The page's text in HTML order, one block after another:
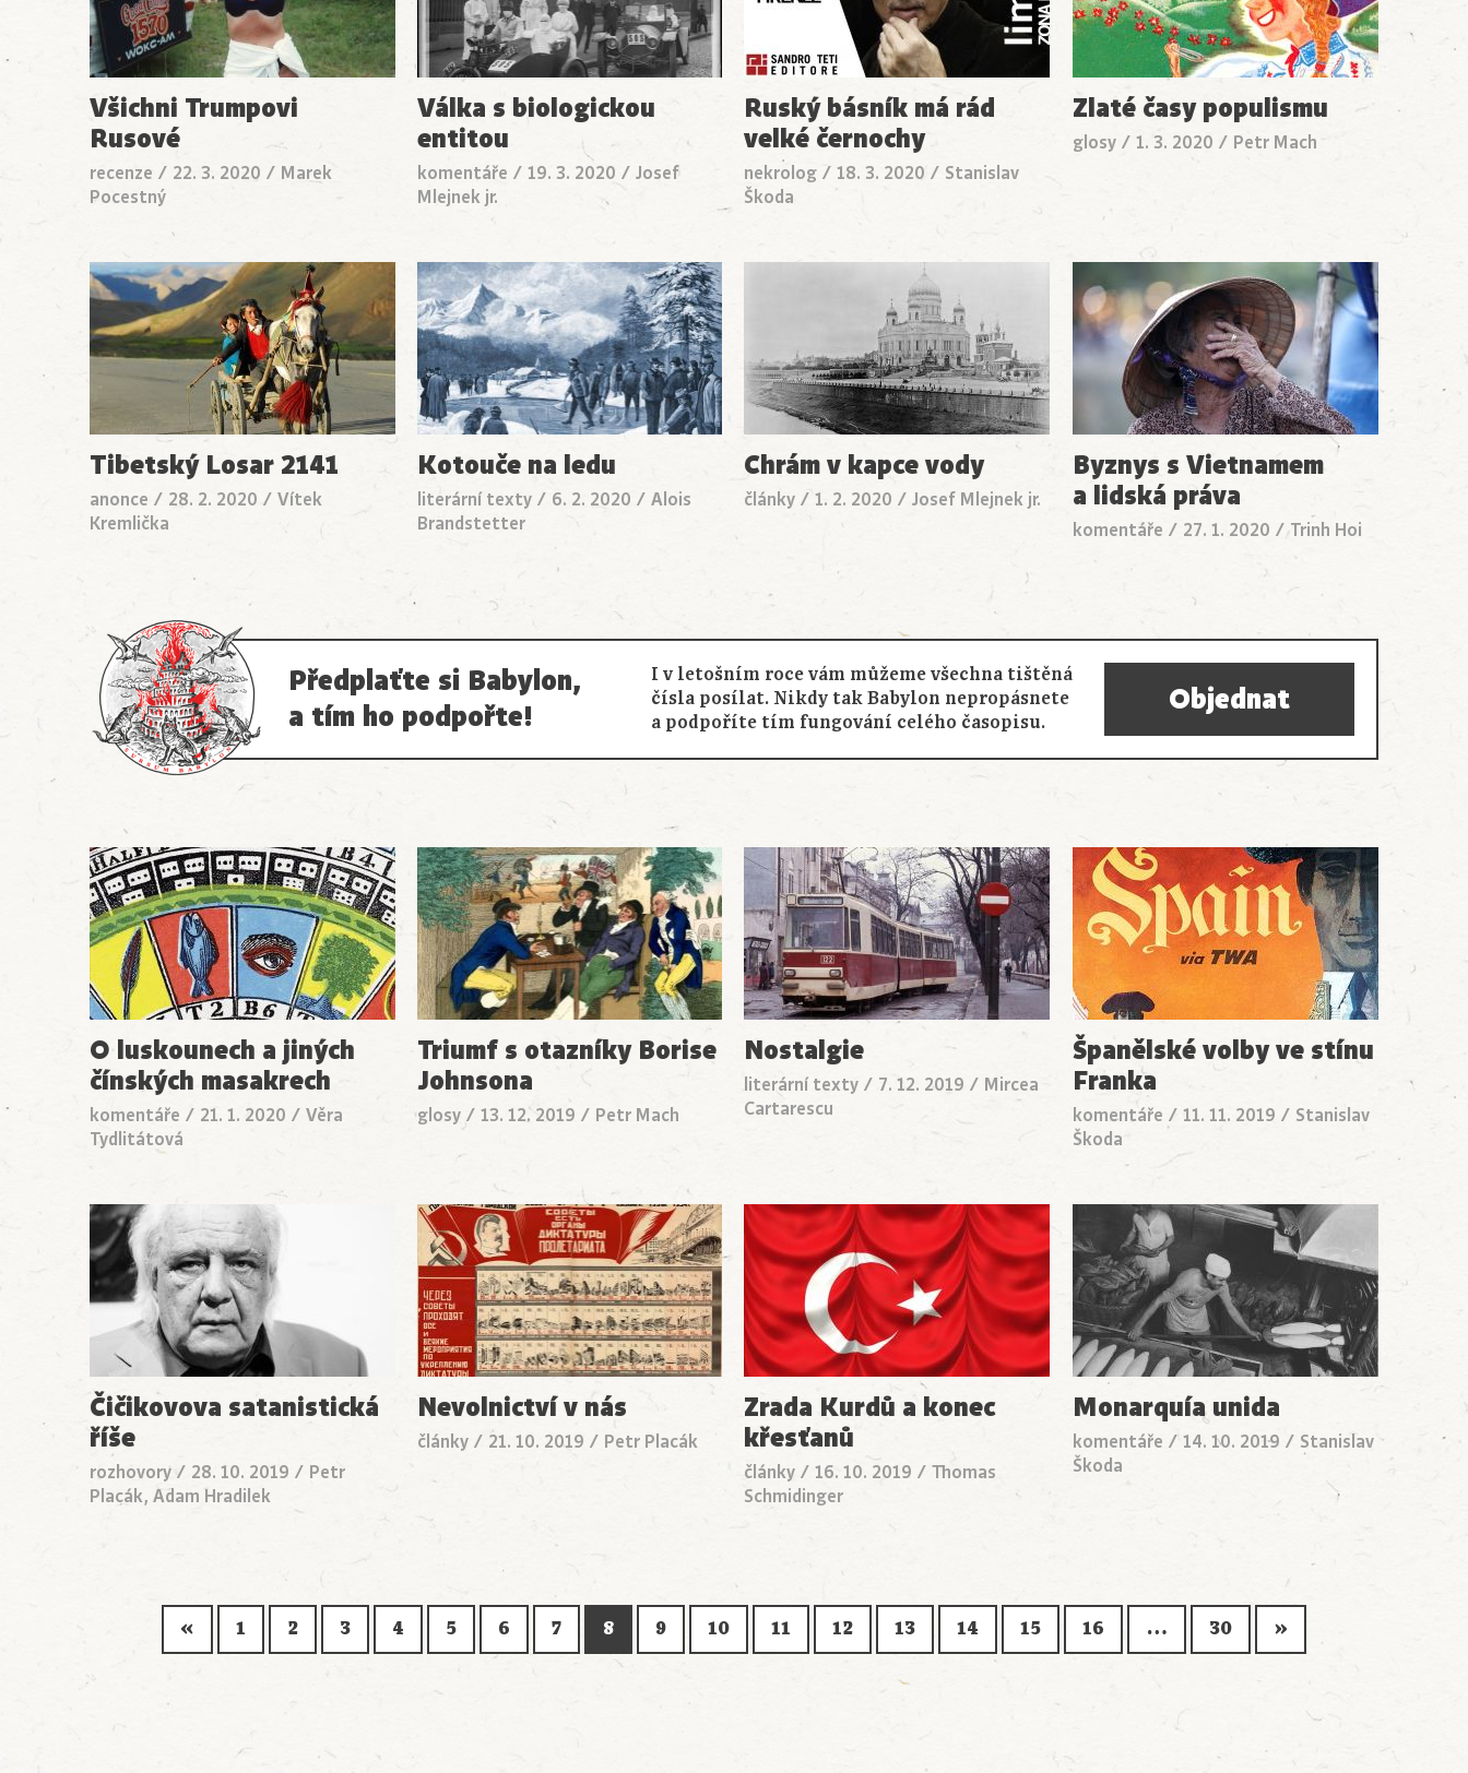
Všichni Trumpovi
Rusové
recenze / 22. 3. 2020 / Marek
Pocestný
Válka s biologickou
entitou
komentáře / 19. 3. 2020 / Josef
Mlejnek jr.
Ruský básník má rád
velké černochy
nekrolog /18. 3. 2020 / Stanislav
Škoda
Zlaté časy populismu
glosy /1. 3. 2020 / Petr Mach
Tibetský Losar 2141
anonce / 28. 2. 2020 / Vítek
Kremlička
Kotouče na ledu
literární texty/ 6. 2. 2020 / Alois
Brandstetter
Chrám v kapce vody
články /1. 2. 2020 /Josef Mlejnek jr.
Byznys s Vietnamem
a lidská práva
komentáře / 27. 1. 2020 /Trinh Hoi
Předplaťte si Babylon,
a tím ho podpořte!
I v letošním roce vám můžeme všechna tištěná
čísla posílat. Nikdy tak Babylon nepropásnete
a podpoříte tím fungování celého časopisu.
Objednat
O luskounech a jiných
čínských masakrech
komentáře / 21. 1. 2020 / Věra
Tydlitátová
Triumf s otazníky Borise
Johnsona
glosy/ 13. 12. 2019 / Petr Mach
Nostalgie
literární texty / 7. 12. 2019 / Mircea
Cartarescu
Španělské volby ve stínu
Franka
komentáře /11. 11. 2019 / Stanislav
Škoda
Čičikovova satanistická
říše
rozhovory / 28. 10. 2019 / Petr
Placák, Adam Hradilek
Nevolnictví v nás
články/ 21. 10. 2019 / Petr Placák
Zrada Kurdů a konec
křesťanů
články /16. 10. 2019 /Thomas
Schmidinger
Monarquía unida
komentáře /14. 10. 2019 / Stanislav
Škoda
« 1 2 3 4 5 6 7 8 9 10 11 12 13 14 15 16 … 30 »